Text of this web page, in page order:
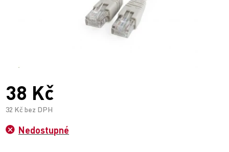
38 Kč
32 Kč bez DPH
Nedostupné